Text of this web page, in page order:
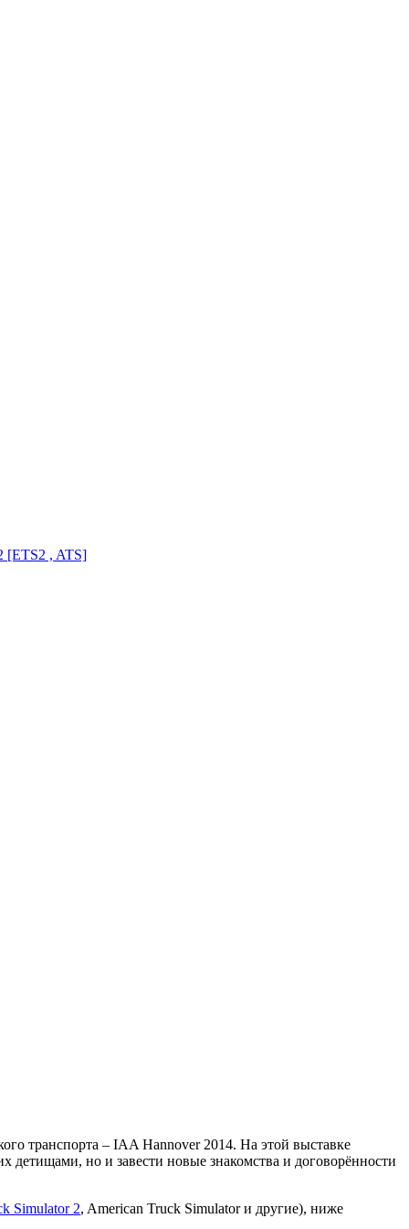
[ETS2 , ATS]
транспорта – IAA Hannover 2014. На этой выставке
детищами, но и завести новые знакомства и договорённости
Simulator 2, American Truck Simulator и другие), ниже